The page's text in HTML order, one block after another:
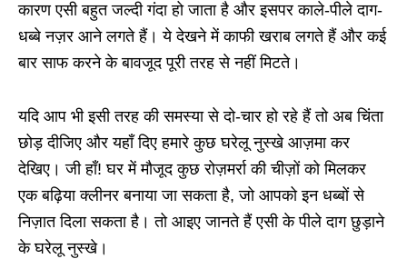
कारण एसी बहुत जल्दी गंदा हो जाता है और इसपर काले-पीले दाग-
धब्बे नज़र आने लगते हैं। ये देखने में काफी खराब लगते हैं और कई
बार साफ करने के बावजूद पूरी तरह से नहीं मिटते।
यदि आप भी इसी तरह की समस्या से दो-चार हो रहे हैं तो अब चिंता
छोड़ दीजिए और यहाँ दिए हमारे कुछ घरेलू नुस्खे आज़मा कर
देखिए। जी हाँ! घर में मौजूद कुछ रोज़मर्रा की चीज़ों को मिलकर
एक बढ़िया क्लीनर बनाया जा सकता है, जो आपको इन धब्बों से
निज़ात दिला सकता है। तो आइए जानते हैं एसी के पीले दाग छुड़ाने
के घरेलू नुस्खे।